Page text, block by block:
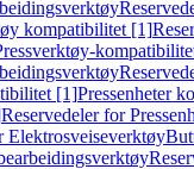
kompatibilitet [1]
[1]Pressenheter
Reservedeler for
Elektrosveiseverktøy